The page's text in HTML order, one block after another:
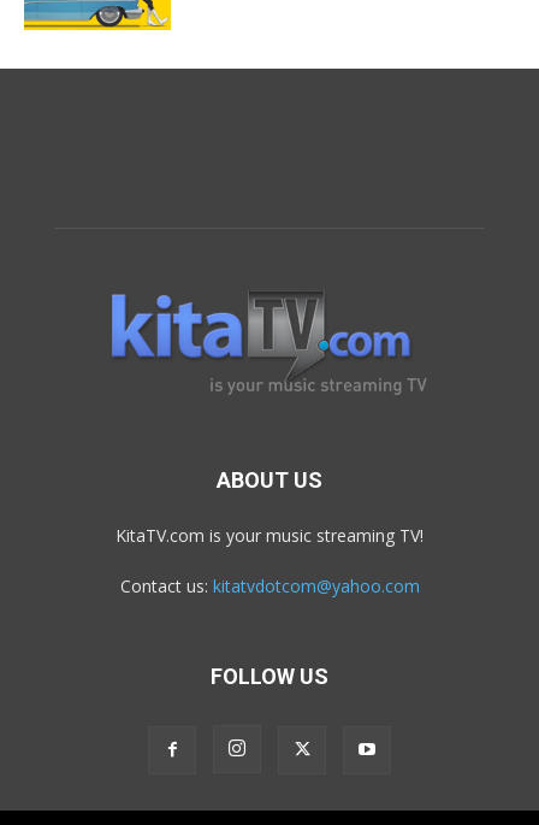
ABOUT US
KitaTV.com is your music streaming TV!
Contact us: kitatvdotcom@yahoo.com
FOLLOW US